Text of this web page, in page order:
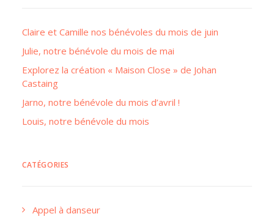
Claire et Camille nos bénévoles du mois de juin
Julie, notre bénévole du mois de mai
Explorez la création « Maison Close » de Johan
Castaing
Jarno, notre bénévole du mois d’avril !
Louis, notre bénévole du mois
CATÉGORIES
Appel à danseur